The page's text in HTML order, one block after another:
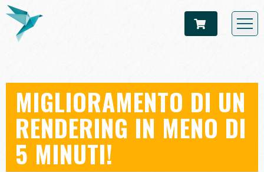
MIGLIORAMENTO DI UN
RENDERING IN MENO DI
5 MINUTI!